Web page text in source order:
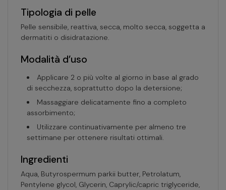
Tipologia di pelle
Pelle sensibile, reattiva, secca, molto secca, soggetta a
dermatiti o disidratazione.
Modalità d’uso
Applicare 2 o più volte al giorno in base al grado
di secchezza, soprattutto dopo la detersione;
Massaggiare delicatamente fino a completo
assorbimento;
Utilizzare continuativamente per almeno tre
settimane per ottenere risultati ottimali.
Ingredienti
Aqua, Butyrospermum parkii butter, Petrolatum,
Pentylene glycol, Glycerin, Caprylic/capric triglyceride,